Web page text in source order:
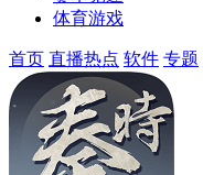
体育游戏
首页 直播热点 软件 专题